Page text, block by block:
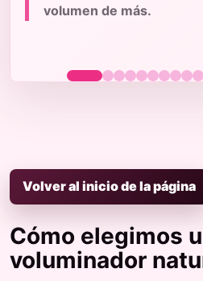
volumen de más.
Volver al inicio de la página
Cómo elegimos
voluminador